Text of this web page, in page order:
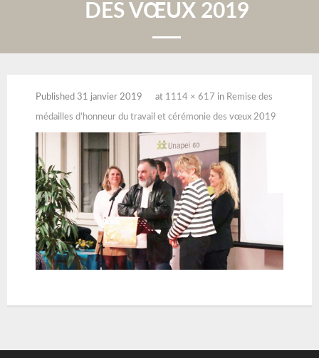
DES VŒUX 2019
Published 31 janvier 2019 at 1114 × 617 in Remise des
médailles d’honneur du travail et cérémonie des vœux 2019